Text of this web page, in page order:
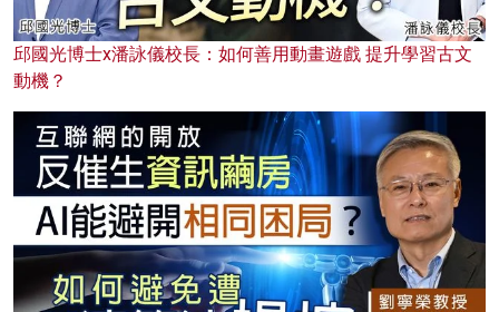
邱國光博士x潘詠儀校長：如何善用動畫遊戲 提升學習古文
動機？